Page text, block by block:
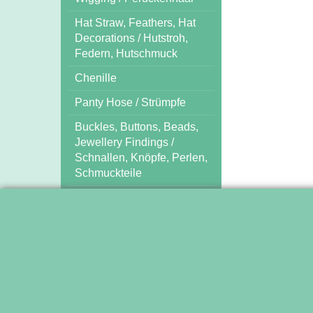
Hat Straw, Feathers, Hat
Decorations / Hutstroh,
Federn, Hutschmuck
Chenille
Panty Hose / Strümpfe
Buckles, Buttons, Beads,
Jewellery Findings /
Schnallen, Knöpfe, Perlen,
Schmuckteile